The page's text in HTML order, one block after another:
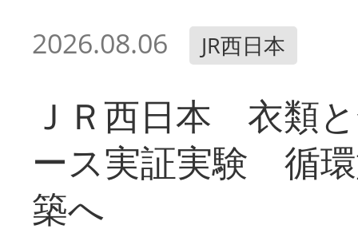
2026.08.06 JR西日本
ＪＲ西日本 衣類
ース実証実験 循
築へ